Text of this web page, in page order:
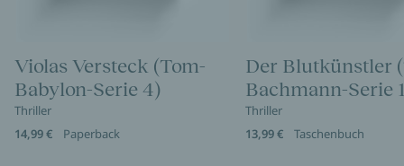
Violas Versteck (Tom-
Babylon-Serie 4)
Thriller
14,99 €
Paperback
Der Blutkünstler
Bachmann-Serie
Thriller
13,99 €
Taschenbuch